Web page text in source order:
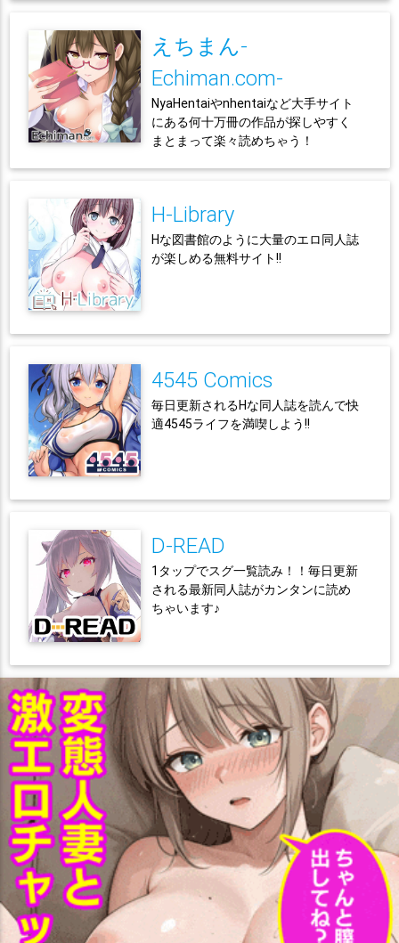
えちまん-
Echiman.com-
NyaHentaiやnhentaiなど大手サイト
にある何十万冊の作品が探しやすく
まとまって楽々読めちゃう！
H-Library
Hな図書館のように大量のエロ同人誌
が楽しめる無料サイト!!
4545 Comics
毎日更新されるHな同人誌を読んで快
適4545ライフを満喫しよう!!
D-READ
1タップでスグ一覧読み！！毎日更新
される最新同人誌がカンタンに読め
ちゃいます♪